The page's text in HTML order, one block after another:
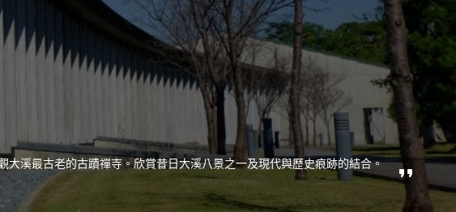
大溪最古老的古蹟禪寺。欣賞昔日大溪八景之一及現代與歷史痕跡的結合。